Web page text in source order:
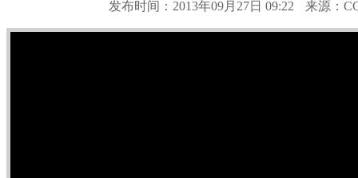
发布时间：2013年09月27日 09:22 来源：